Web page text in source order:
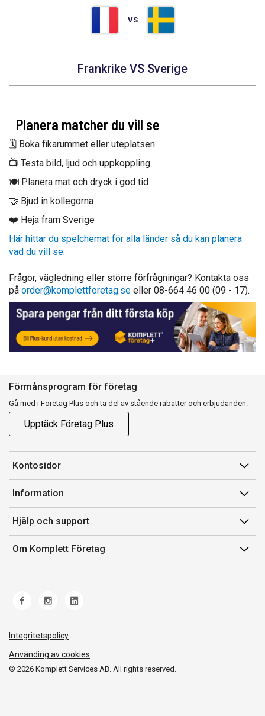
VS
Frankrike VS Sverige
Planera matcher du vill se
🗓️ Boka fikarummet eller uteplatsen
📺 Testa bild, ljud och uppkoppling
🍽️ Planera mat och dryck i god tid
🤝 Bjud in kollegorna
❤️ Heja fram Sverige
Här hittar du spelchemat för alla länder så du kan planera
vad du vill se.
Frågor, vägledning eller större förfrågningar? Kontakta oss
på order@komplettforetag.se eller 08-664 46 00 (09 - 17).
Förmånsprogram för företag
Gå med i Företag Plus och ta del av stående rabatter och erbjudanden.
Upptäck Företag Plus
Kontosidor
Mina sidor
Orderhistorik
Fakturor & Kvitton
Inköpslistor
Information
Försäljningsvillkor
Villkor för Komplett Företag Plus
Felsökning & guider
Hjälp och support
Kontakta oss
Kundservice
Frakt och leverans
Om Komplett Företag
© 2026 Komplett Services AB. All rights reserved.
Integritetspolicy
Använding av cookies